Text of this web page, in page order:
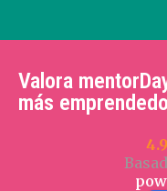
Valora
más
4.9